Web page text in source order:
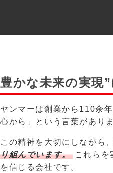
豊かな未来の実現
ヤンマーは創業から110余
心から」という言葉がありま
この精神を大切にしながら
り組んでいます。 これら
を信じる会社です。